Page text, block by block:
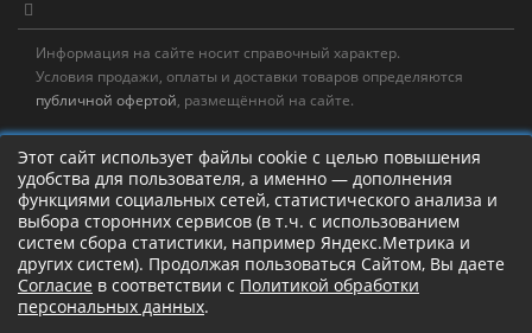
Информация на сайте носит справочный характер.
Условия продажи, оплаты и доставки товаров определяются
публичной офертой, размещённой на сайте.
Новостная рассылка
Новости, акции, распродажи и полезные советы!
Левая панель
Этот сайт использует файлы cookie с целью повышения
удобства для пользователя, а именно — дополнения
функциями социальных сетей, статистического анализа и
выбора сторонних сервисов (в т.ч. с использованием
систем сбора статистики, например Яндекс.Метрика и
других систем). Продолжая пользоваться Сайтом, Вы даете
Согласие в соответствии с Политикой обработки
персональных данных.